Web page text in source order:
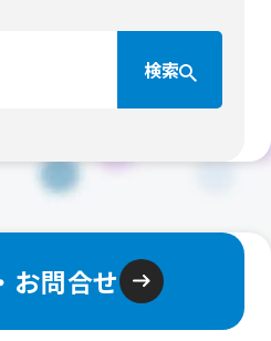
検索
お問合せ